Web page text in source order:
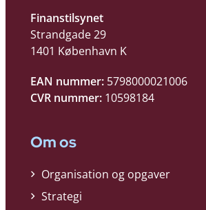
Finanstilsynet
Strandgade 29
1401 København K
EAN nummer: 5798000021006
CVR nummer: 10598184
Om os
Organisation og opgaver
Strategi